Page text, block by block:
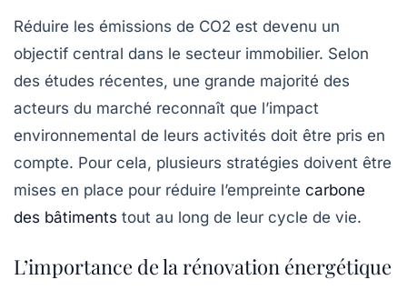
Réduire les émissions de CO2 est devenu un
objectif central dans le secteur immobilier. Selon
des études récentes, une grande majorité des
acteurs du marché reconnaît que l’impact
environnemental de leurs activités doit être pris en
compte. Pour cela, plusieurs stratégies doivent être
mises en place pour réduire l’empreinte carbone
des bâtiments tout au long de leur cycle de vie.
L’importance de la rénovation énergétique